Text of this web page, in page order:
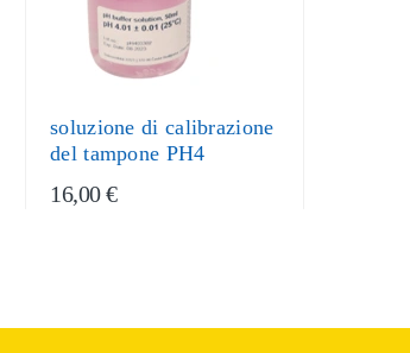
soluzione di calibrazione
del tampone PH4
16,00 €